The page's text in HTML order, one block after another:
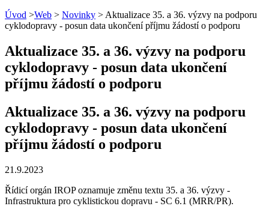
Úvod >Web > Novinky > Aktualizace 35. a 36. výzvy na podporu
cyklodopravy - posun data ukončení příjmu žádostí o podporu
Aktualizace 35. a 36. výzvy na podporu
cyklodopravy - posun data ukončení
příjmu žádostí o podporu
Aktualizace 35. a 36. výzvy na podporu
cyklodopravy - posun data ukončení
příjmu žádostí o podporu
21.9.2023
Řídicí orgán IROP oznamuje změnu textu 35. a 36. výzvy -
Infrastruktura pro cyklistickou dopravu - SC 6.1 (MRR/PR).